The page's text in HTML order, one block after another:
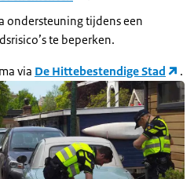
ondersteuning tijdens een
te beperken.
via De Hittebestendige Stad .